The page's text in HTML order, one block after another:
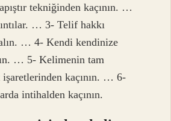
tekniğinden kaçının. …
… 3- Telif hakkı
… 4- Kendi kendinize
… 5- Kelimenin tam
işaretlerinden kaçının. … 6-
intihalden kaçının.